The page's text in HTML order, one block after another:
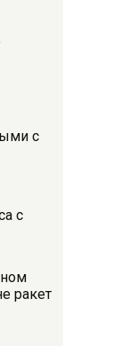
с
с
ракет